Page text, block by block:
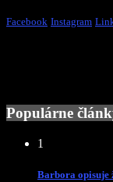
Facebook Instagram
Populárne
1
Barbora opisuje